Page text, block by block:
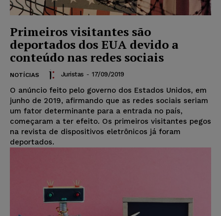
Primeiros visitantes são
deportados dos EUA devido a
conteúdo nas redes sociais
NOTÍCIAS Juristas - 17/09/2019
O anúncio feito pelo governo dos Estados Unidos, em
junho de 2019, afirmando que as redes sociais seriam
um fator determinante para a entrada no país,
começaram a ter efeito. Os primeiros visitantes pegos
na revista de dispositivos eletrônicos já foram
deportados.